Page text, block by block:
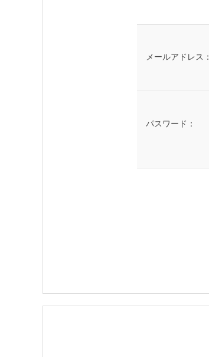
メールアドレス：
パスワード：